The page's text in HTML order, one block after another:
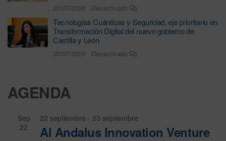
20/07/2026 Desactivado
Tecnologías Cuánticas y Seguridad, eje prioritario en
Transformación Digital del nuevo gobierno de
Castilla y León
20/07/2026 Desactivado
AGENDA
Sep
22
22 septiembre - 23 septiembre
Al Andalus Innovation Venture